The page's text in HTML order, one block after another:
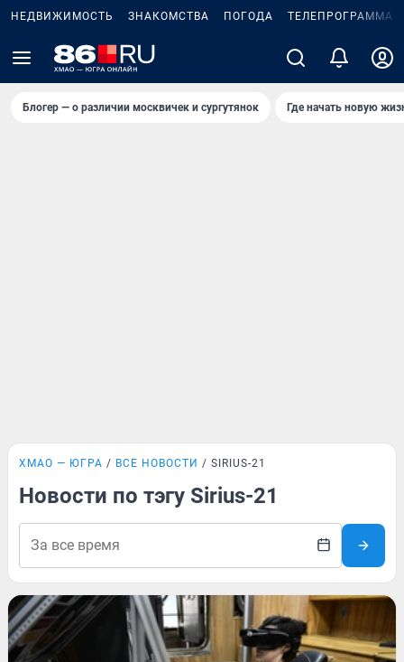
НЕДВИЖИМОСТЬ ЗНАКОМСТВА ПОГОДА ТЕЛЕПРОГРАММА
Блогер — о различии москвичек и сургутянок Где начать новую
ХМАО — ЮГРА ВСЕ НОВОСТИ SIRIUS-21
Новости по тэгу Sirius-21